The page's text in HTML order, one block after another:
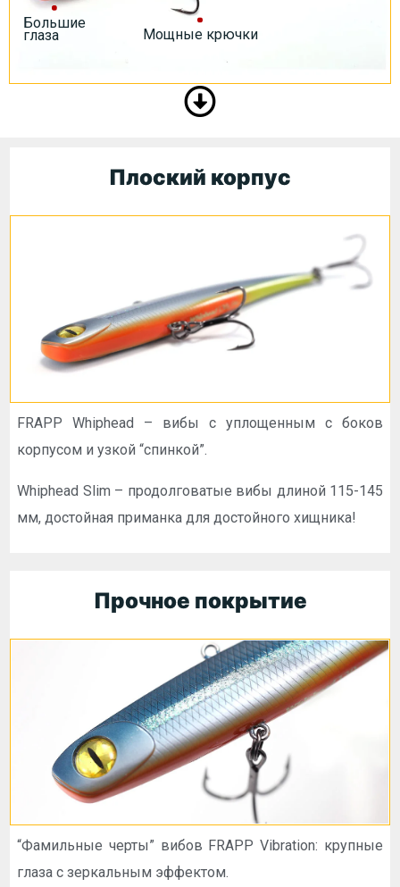
Большие
глаза Мощные крючки
Плоский корпус
FRAPP Whiphead – вибы с уплощенным с боков
корпусом и узкой “спинкой”.
Whiphead Slim – продолговатые вибы длиной 115-145
мм, достойная приманка для достойного хищника!
Прочное покрытие
“Фамильные черты” вибов FRAPP Vibration: крупные
глаза с зеркальным эффектом.